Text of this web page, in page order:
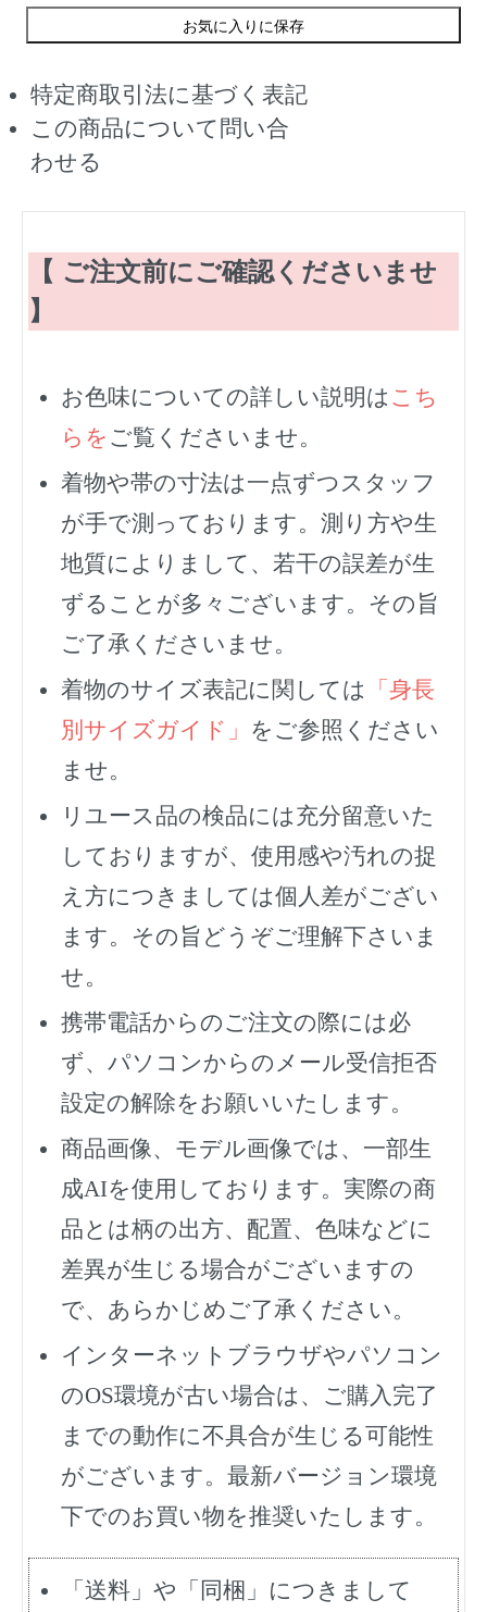
お気に入りに保存
特定商取引法に基づく表記
この商品について問い合
わせる
【 ご注文前にご確認くださいませ
】
お色味についての詳しい説明は こち
らを ご覧くださいませ。
着物や帯の寸法は一点ずつスタッフ
が手で測っております。測り方や生
地質によりまして、若干の誤差が生
ずることが多々ございます。その旨
ご了承くださいませ。
着物のサイズ表記に関しては
「身長
別サイズガイド」 をご参照ください
ませ。
リユース品の検品には充分留意いた
しておりますが、使用感や汚れの捉
え方につきましては個人差がござい
ます。その旨どうぞご理解下さいま
せ。
携帯電話からのご注文の際には必
ず、 パソコンからのメール受信拒否
設定の解除をお願いいたします。
商品画像、モデル画像では、一部生
成AIを使用しております。実際の商
品とは柄の出方、配置、色味などに
差異が生じる場合がございますの
で、あらかじめご了承ください。
インターネットブラウザやパソコン
のOS環境が古い場合は、ご購入完了
までの動作に不具合が生じる可能性
がございます。最新バージョン環境
下でのお買い物を推奨いたします。
「送料」や「同梱」につきまして